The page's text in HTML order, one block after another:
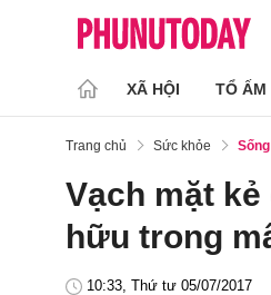
XÃ HỘI TỔ ẤM
Trang chủ Sức khỏe
Vạch mặt
hữu trong
10:33, Thứ tư 05/07/2017